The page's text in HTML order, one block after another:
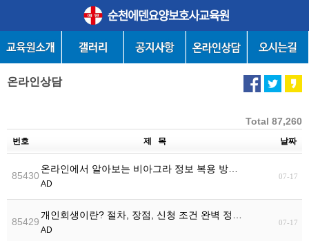
온라인상담
Total 87,260
번호 제 목 날짜
85430
온라인에서 알아보는 비아그라 정보 복용 방…
AD
07-17
85429
개인회생이란? 절차, 장점, 신청 조건 완벽 정…
AD
07-17